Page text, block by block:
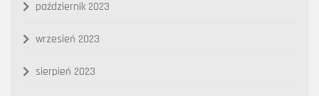
październik 2023
wrzesień 2023
sierpień 2023